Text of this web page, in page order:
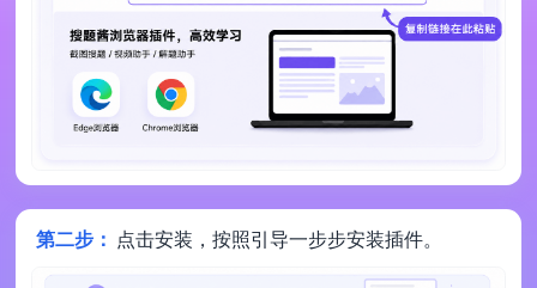
第二步： 点击安装，按照引导一步步安装插件。